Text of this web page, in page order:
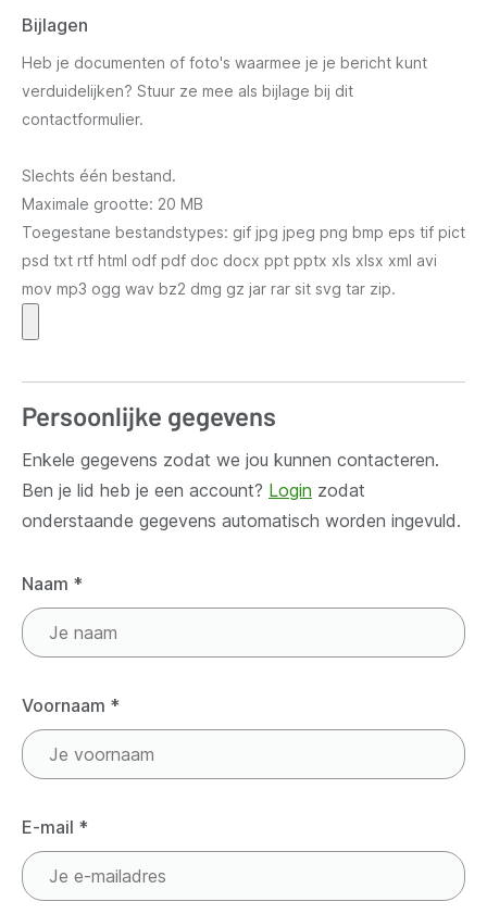
Bijlagen
Heb je documenten of foto's waarmee je je bericht kunt
verduidelijken? Stuur ze mee als bijlage bij dit
contactformulier.
Slechts één bestand.
Maximale grootte: 20 MB
Toegestane bestandstypes: gif jpg jpeg png bmp eps tif pict
psd txt rtf html odf pdf doc docx ppt pptx xls xlsx xml avi
mov mp3 ogg wav bz2 dmg gz jar rar sit svg tar zip.
Persoonlijke gegevens
Enkele gegevens zodat we jou kunnen contacteren.
Ben je lid heb je een account? Login zodat
onderstaande gegevens automatisch worden ingevuld.
Naam *
Voornaam *
E-mail *